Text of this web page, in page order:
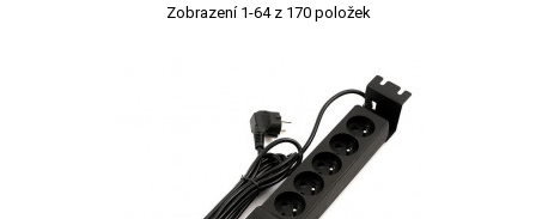
Zobrazení 1-64 z 170 položek